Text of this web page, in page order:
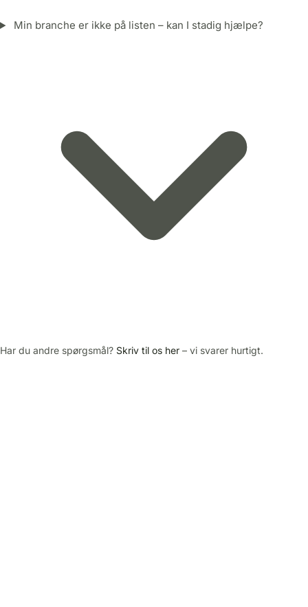
Min branche er ikke på listen – kan I stadig hjælpe?
Har du andre spørgsmål? Skriv til os her – vi svarer hurtigt.